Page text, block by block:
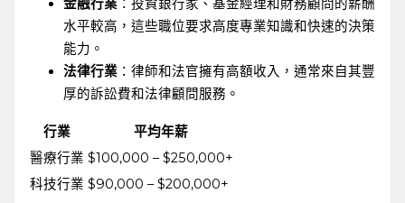
金融行業 ：投資銀行家、基金經理和財務顧問的薪酬
水平較高，這些職位要求高度專業知識和快速的決策
能力。
法律行業 ：律師和法官擁有高額收入，通常來自其豐
厚的訴訟費和法律顧問服務。
行業
平均年薪
醫療行業 $100,000⁤ – $250,000+
科技行業 $90,000 – $200,000+